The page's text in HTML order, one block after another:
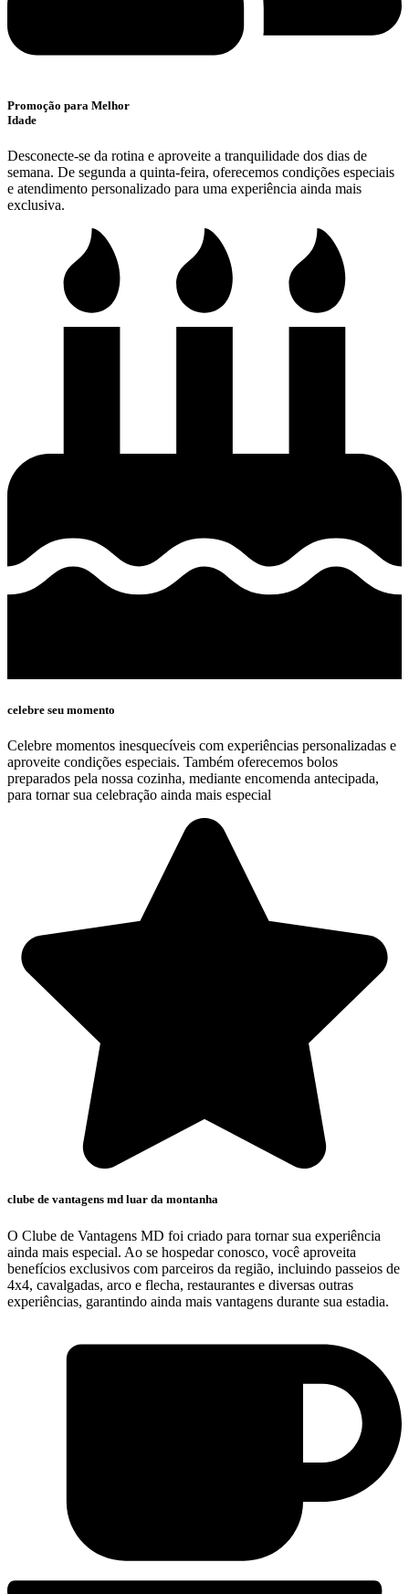
Promoção para Melhor
Idade
Desconecte-se da rotina e aproveite a tranquilidade dos dias de
semana. De segunda a quinta-feira, oferecemos condições especiais
e atendimento personalizado para uma experiência ainda mais
exclusiva.
celebre seu momento
Celebre momentos inesquecíveis com experiências personalizadas e
aproveite condições especiais. Também oferecemos bolos
preparados pela nossa cozinha, mediante encomenda antecipada,
para tornar sua celebração ainda mais especial
clube de vantagens md luar da montanha
O Clube de Vantagens MD foi criado para tornar sua experiência
ainda mais especial. Ao se hospedar conosco, você aproveita
benefícios exclusivos com parceiros da região, incluindo passeios de
4x4, cavalgadas, arco e flecha, restaurantes e diversas outras
experiências, garantindo ainda mais vantagens durante sua estadia.